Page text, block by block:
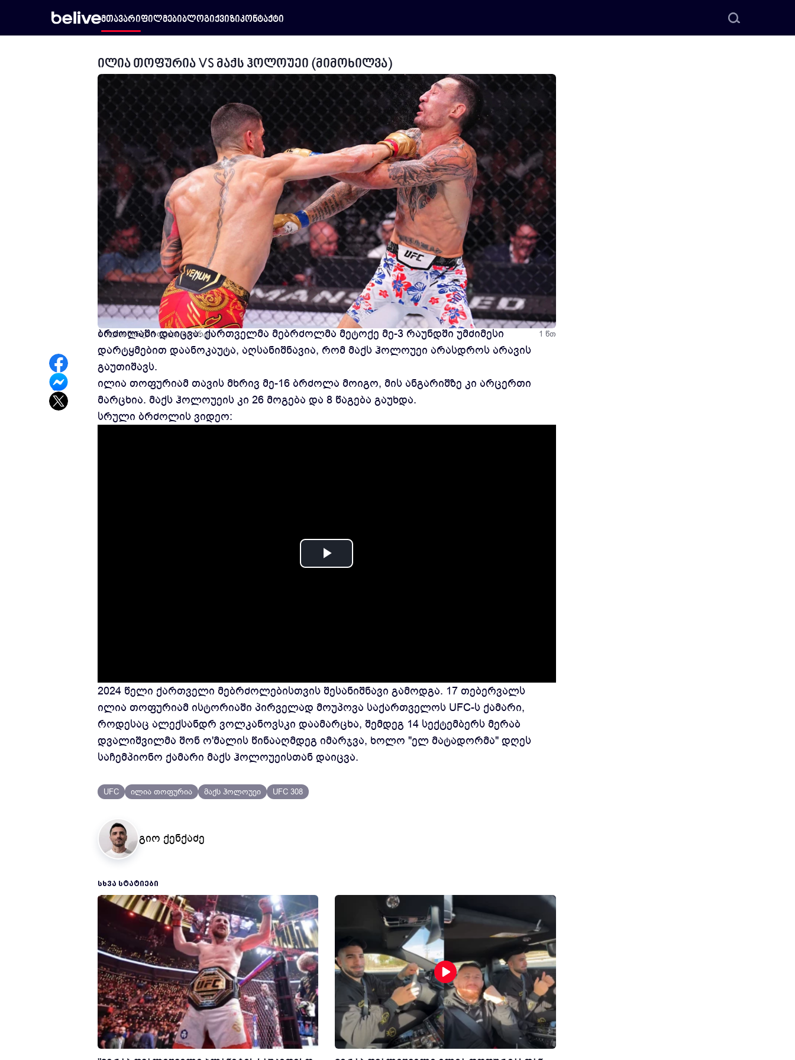
მთავარიფილმებიბლოგიქვიზიკონტაქტი
ილია თოფურია VS მაქს ჰოლოუეი (მიმოხილვა)
1 წლის წინ ქართული სპორტი 1 წთ
ისტორია დაწერილია!! ილია თოფურიამ საჩემპიონო ქამარი მაქს ჰოლოუეისთან
ბრძოლაში დაიცვა. ქართველმა მებრძოლმა მეტოქე მე-3 რაუნდში უმძიმესი
დარტყმებით დაანოკაუტა, აღსანიშნავია, რომ მაქს ჰოლოუეი არასდროს არავის
გაუთიშავს.
ილია თოფურიამ თავის მხრივ მე-16 ბრძოლა მოიგო, მის ანგარიშზე კი არცერთი
მარცხია. მაქს ჰოლოუეის კი 26 მოგება და 8 წაგება გაუხდა.
სრული ბრძოლის ვიდეო:
Play
2024 წელი ქართველი მებრძოლებისთვის შესანიშნავი გამოდგა. 17 თებერვალს
ილია თოფურიამ ისტორიაში პირველად მოუპოვა საქართველოს UFC-ს ქამარი,
როდესაც ალექსანდრ ვოლკანოვსკი დაამარცხა, შემდეგ 14 სექტემბერს მერაბ
დვალიშვილმა შონ ო'მალის წინააღმდეგ იმარჯვა, ხოლო "ელ მატადორმა" დღეს
საჩემპიონო ქამარი მაქს ჰოლოუეისთან დაიცვა.
UFC ილია თოფურია მაქს ჰოლოუეი UFC 308
გიო ქენქაძე
ᲡᲮᲕᲐ ᲡᲢᲐᲢᲘᲔᲑᲘ